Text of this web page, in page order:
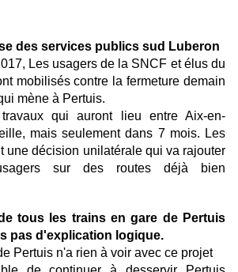
des services publics sud Luberon
Les usagers de la SNCF et élus du
mobilisés contre la fermeture demain
mène à Pertuis.
qui auront lieu entre Aix-en-
mais seulement dans 7 mois. Les
une décision unilatérale qui va rajouter
sur des routes déjà bien
tous les trains en gare de Pertuis
pas d'explication logique.
Pertuis n'a rien à voir avec ce projet